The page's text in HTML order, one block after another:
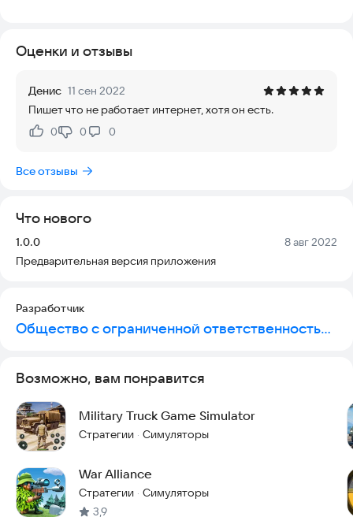
- просмотреть информацию о конкурсе и его этапах, а так
- следить за соревнованиями и смотреть самые
запоминающиеся моменты.
Оценки и отзывы
Денис 11 сен 2022
Пишет что не работает интернет, хотя он есть.
Нравится:
0Не нравится:
0 0
Все отзывы
Что нового
Версия:
1.0.0 Дата:
8 авг 2022
Предварительная версия приложения
Разработчик
Общество с ограниченной ответственностью "НеоБИТ"
Возможно, вам понравится
Military Truck Game Simulator
Стратегии · Симуляторы
War Alliance
Стратегии · Симуляторы
3,9